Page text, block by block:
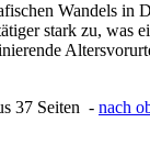
Wandels in
stark zu, was
37 Seiten - nach